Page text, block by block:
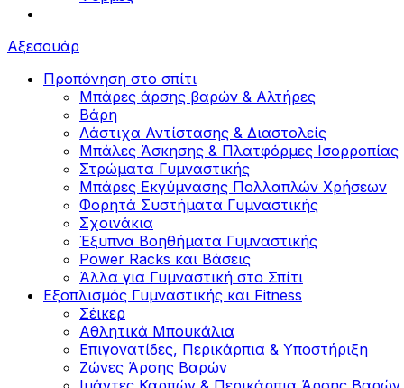
Αξεσουάρ
Προπόνηση στο σπίτι
Μπάρες άρσης βαρών & Αλτήρες
Βάρη
Λάστιχα Αντίστασης & Διαστολείς
Μπάλες Άσκησης & Πλατφόρμες Ισορροπίας
Στρώματα Γυμναστικής
Μπάρες Εκγύμνασης Πολλαπλών Χρήσεων
Φορητά Συστήματα Γυμναστικής
Σχοινάκια
Έξυπνα Βοηθήματα Γυμναστικής
Power Racks και Βάσεις
Άλλα για Γυμναστική στο Σπίτι
Εξοπλισμός Γυμναστικής και Fitness
Σέικερ
Αθλητικά Μπουκάλια
Επιγονατίδες, Περικάρπια & Υποστήριξη
Ζώνες Άρσης Βαρών